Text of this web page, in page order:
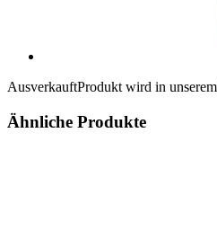
AusverkauftProdukt wird in
Ähnliche Produkte